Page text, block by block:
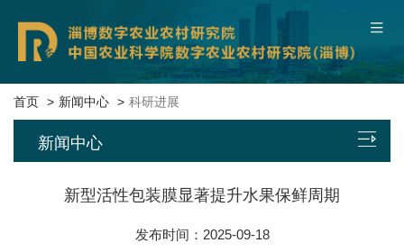
中国农业科学院
本院概况
新闻中心
平台基地
首页 新闻中心 科研进展
新闻中心
新型活性包装膜显著提升水果保鲜周期
发布时间：2025-09-18